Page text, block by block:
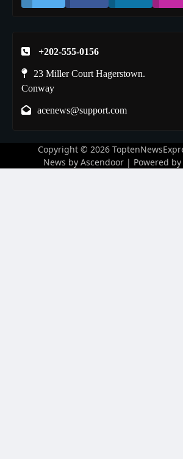
+202-555-0156
23 Miller Court Hagerstown.
Conway
acenews@support.com
Copyright © 2026
News by Ascendoor | Powered by